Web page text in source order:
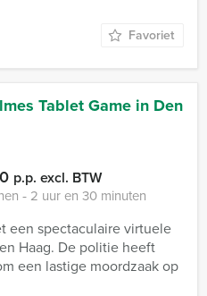
Favoriet
Tablet Game in Den
p.p. excl. BTW
‐ 2 uur en 30 minuten
een spectaculaire virtuele
Haag. De politie heeft
een lastige moordzaak op